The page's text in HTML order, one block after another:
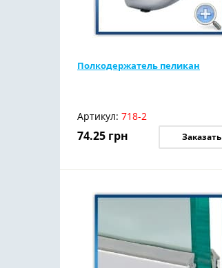
Полкодержатель пеликан
Артикул: 718-2
74.25 грн Заказать